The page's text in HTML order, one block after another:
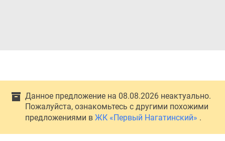
Данное предложение на 08.08.2026 неактуально.
Пожалуйста, ознакомьтесь с другими похожими
предложениями в ЖК «Первый Нагатинский» .